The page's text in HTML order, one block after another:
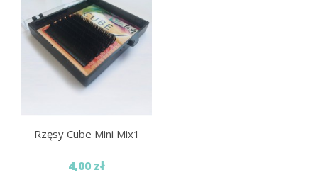
Rzęsy Cube Mini Mix1
4,00 zł